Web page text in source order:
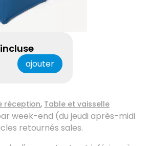
ajouter
réception, Table et vaisselle
week-end (du jeudi après-midi
retournés sales.